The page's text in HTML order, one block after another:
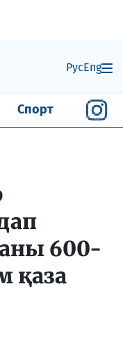
РусEng
Спорт
600-
қаза